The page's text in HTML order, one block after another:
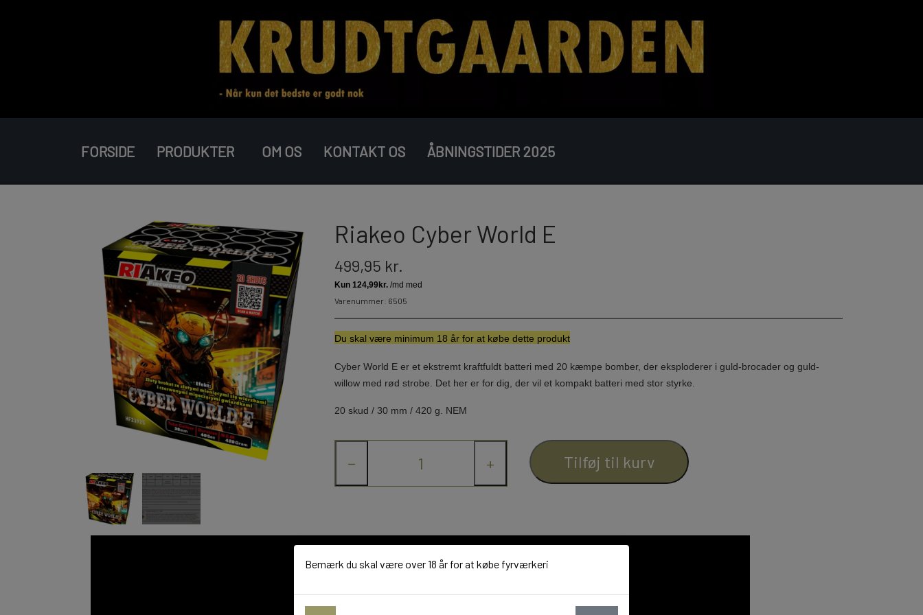
FORSIDE PRODUKTER
RAKETTER BATTERIER
PIROMAX
JORGE FIREWORKS
J-FIREWORKS
DPA
RIAKEO
COMPOUND BATTERIER BOMBERØR
STORMLIGHTER NYTÅRSPYNT
KONFETTI
OM OS KONTAKT OS ÅBNINGSTIDER 2025
Riakeo Cyber World E
499,95 kr.
Varenummer: 6505
Du skal være minimum 18 år for at købe dette produkt
Cyber World E er et ekstremt kraftfuldt batteri med 20 kæmpe bomber, der eksploderer i guld-brocader og guld-
willow med rød strobe. Det her er for dig, der vil et kompakt batteri med stor styrke.
20 skud / 30 mm / 420 g. NEM
− + Tilføj til kurv
Bemærk du skal være over 18 år for at købe fyrværkeri